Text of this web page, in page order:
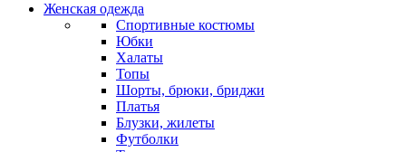
Женская одежда
Спортивные костюмы
Юбки
Халаты
Топы
Шорты, брюки, бриджи
Платья
Блузки, жилеты
Футболки